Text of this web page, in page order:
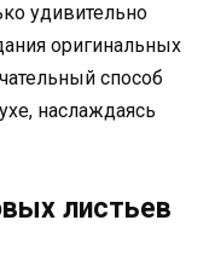
удивительно
оригинальных
способ
наслаждаясь
листьев